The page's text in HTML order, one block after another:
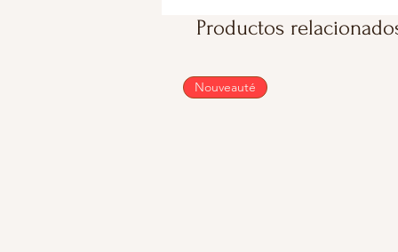
Productos
Nouveauté